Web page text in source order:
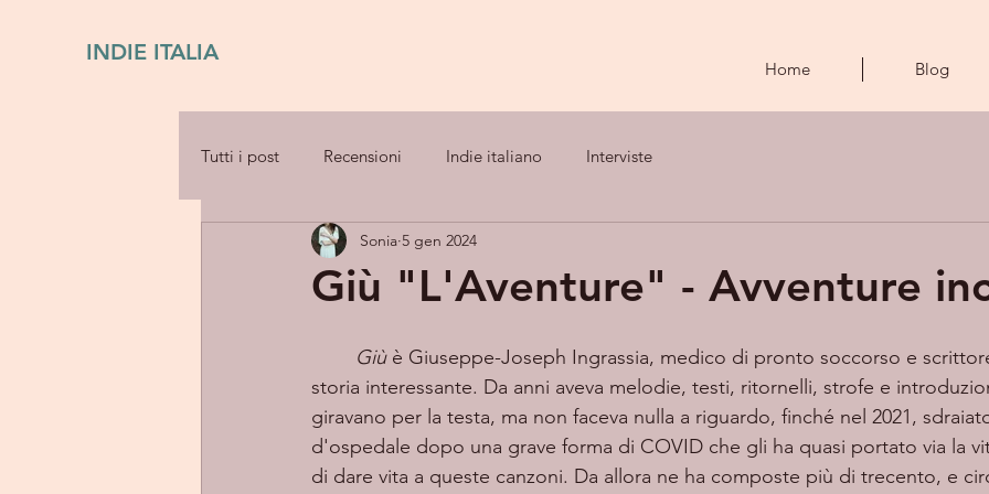
INDIE ITALIA
Home Blog
Tutti i post Recensioni Indie italiano Interviste
Giù "L'Aventure" - Avventure
Sonia 5 gen 2024
Giù è Giuseppe-Joseph Ingrassia, medico di pronto soccorso e
storia interessante. Da anni aveva melodie, testi, ritornelli, strofe e
giravano per la testa, ma non faceva nulla a riguardo, finché nel 2021,
d'ospedale dopo una grave forma di COVID che gli ha quasi portato via la
di dare vita a queste canzoni. Da allora ne ha composte più di trecento, e